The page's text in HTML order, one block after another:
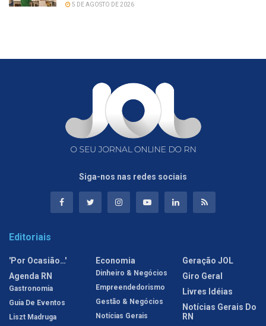
5 DE AGOSTO DE 2026
Siga-nos nas redes sociais
Editoriais
'Por Ocasião…'
Agenda RN
Gastronomia
Guia De Eventos
Liszt Madruga
Economia
Dinheiro & Negócios
Empreendedorismo
Gestão & Negócios
Notícias Gerais
Geração JOL
Giro Geral
Livres Idéias
Notícias Gerais Do
RN